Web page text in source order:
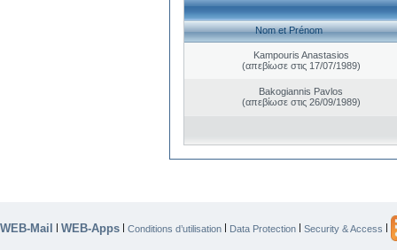
Nom et Prénom
Kampouris Anastasios
(απεβίωσε στις 17/07/1989)
Bakogiannis Pavlos
(απεβίωσε στις 26/09/1989)
WEB-Mail | WEB-Apps | Conditions d’utilisation | Data Protection | Security & Access |